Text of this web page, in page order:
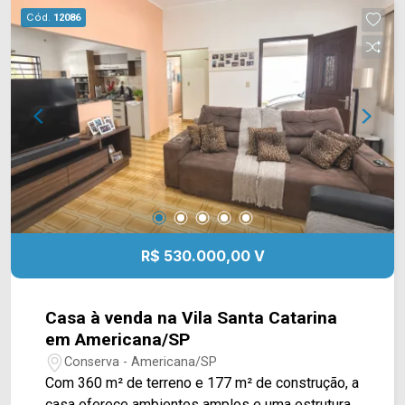
Grill, academia Body Fit, escolas e restaurantes.
Entre em contato com a equipe da Arbix Imóveis
e agende a sua visita!! WhatsApp e Telefone:
(19) 3475-4546 ARBIX IMÓVEIS - Presente em
cada mudança!
Cód. 12086
R$ 530.000,00 V
Casa à venda na Vila Santa Catarina
em Americana/SP
Conserva - Americana/SP
Com 360 m² de terreno e 177 m² de construção, a